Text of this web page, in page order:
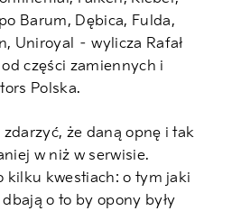
Barum, Dębica, Fulda,
Uniroyal – wylicza Rafał
części zamiennych i
Polska.
że daną opnę i tak
w niż w serwisie.
kilku kwestiach: o tym jaki
o to by opony były